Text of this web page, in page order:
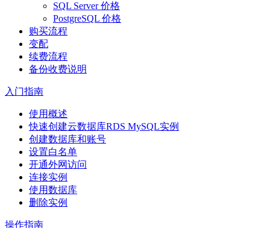
SQL Server 价格
PostgreSQL 价格
购买流程
变配
续费流程
备份收费说明
入门指南
使用概述
快速创建云数据库RDS MySQL实例
创建数据库和账号
设置白名单
开通外网访问
连接实例
使用数据库
删除实例
操作指南